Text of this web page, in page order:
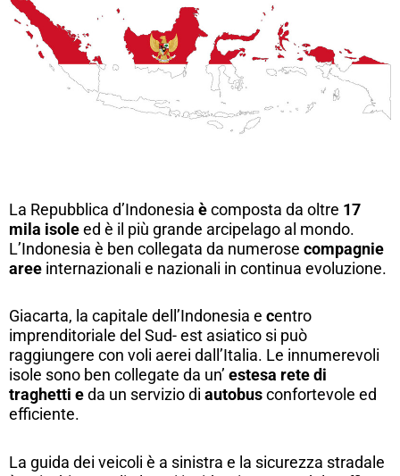
La Repubblica d’Indonesia ècomposta da oltre 17
mila isoleed è il più grande arcipelago al mondo.
L’Indonesia è ben collegata da numerose compagnie
aree internazionali e nazionali in continua evoluzione.
Giacarta, la capitale dell’Indonesia e centro
imprenditoriale del Sud- est asiatico si può
raggiungere con voli aerei dall’Italia. Le innumerevoli
isole sono ben collegate da un’ estesa rete di
traghetti eda un servizio di autobusconfortevole ed
efficiente.
La guida dei veicoli è a sinistra e la sicurezza stradale